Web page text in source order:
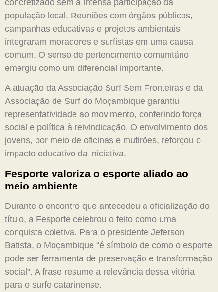
concretizado sem a intensa participação da
população local. Reuniões com órgãos públicos,
campanhas educativas e projetos ambientais
integraram moradores e surfistas em uma causa
comum. O senso de pertencimento comunitário
emergiu como um diferencial importante.
A atuação da Associação Surf Sem Fronteiras e da
Associação de Surf do Moçambique garantiu
representatividade ao movimento, conferindo força
social e política à reivindicação. O envolvimento dos
jovens, por meio de oficinas e mutirões, reforçou o
impacto educativo da iniciativa.
Fesporte valoriza o esporte aliado ao
meio ambiente
Durante o encontro que antecedeu a oficialização do
título, a Fesporte celebrou o feito como uma
conquista coletiva. Para o presidente Jeferson
Batista, o Moçambique “é símbolo de como o esporte
pode ser ferramenta de preservação e transformação
social”. A frase resume a relevância dessa vitória
para o surfe catarinense.